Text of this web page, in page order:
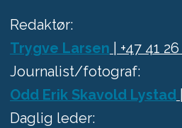
Redaktør:
Trygve Larsen | +47 41
Journalist/fotograf:
Odd Erik Skavold Lystad
Daglig leder: